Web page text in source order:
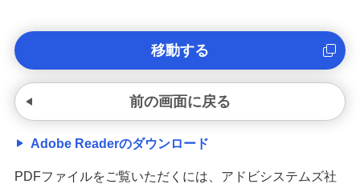
移動する
前の画面に戻る
Adobe Readerのダウンロード
PDFファイルをご覧いただくには、アドビシステムズ社